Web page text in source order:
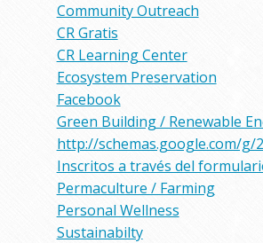
Community Outreach
CR Gratis
CR Learning Center
Ecosystem Preservation
Facebook
Green Building / Renewable
http://schemas.google.com/g/
Inscritos a través del
Permaculture / Farming
Personal Wellness
Sustainabilty